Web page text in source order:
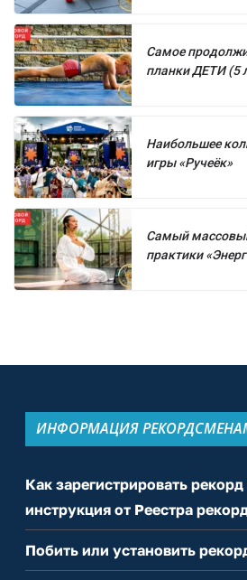
Самое
планки ДЕТИ (5
Наибольшее
игры «Ручеёк»
Самый
практики
ИНФОРМАЦИЯ
Как зарегистрировать
инструкция от Реестра
Побить или установить